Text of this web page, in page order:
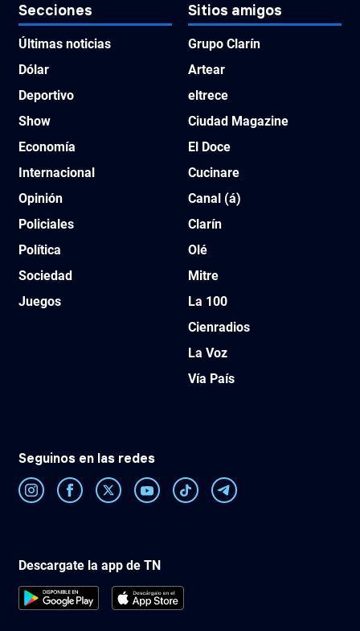
Secciones
Últimas noticias
Dólar
Deportivo
Show
Economía
Internacional
Opinión
Policiales
Política
Sociedad
Juegos
Sitios amigos
Grupo Clarín
Artear
eltrece
Ciudad Magazine
El Doce
Cucinare
Canal (á)
Clarín
Olé
Mitre
La 100
Cienradios
La Voz
Vía País
Descargate la app de TN
Seguinos en las redes